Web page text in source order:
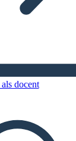
docent